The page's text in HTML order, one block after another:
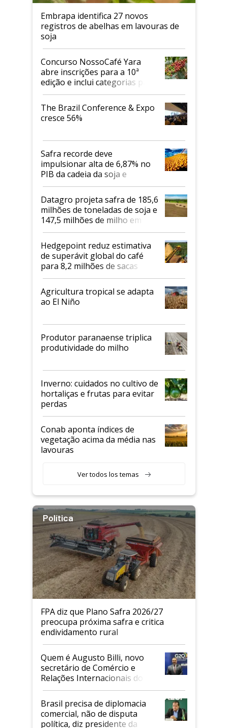
Embrapa identifica 27 novos
registros de abelhas em lavouras de
soja
Concurso NossoCafé Yara
abre inscrições para a 10ª
edição e inclui categorias para
cafés Canephora
The Brazil Conference & Expo
cresce 56%
Safra recorde deve
impulsionar alta de 6,87% no
PIB da cadeia da soja e
biodiesel em 2026
Datagro projeta safra de 185,6
milhões de toneladas de soja e
147,5 milhões de milho em
2026/27
Hedgepoint reduz estimativa
de superávit global do café
para 8,2 milhões de sacas
Agricultura tropical se adapta
ao El Niño
Produtor paranaense triplica
produtividade do milho
Inverno: cuidados no cultivo de
hortaliças e frutas para evitar
perdas
Conab aponta índices de
vegetação acima da média nas
lavouras
Ver todos los temas
Política
FPA diz que Plano Safra 2026/27
preocupa próxima safra e critica
endividamento rural
Quem é Augusto Billi, novo
secretário de Comércio e
Relações Internacionais do
Mapa
Brasil precisa de diplomacia
comercial, não de disputa
política, diz presidente da